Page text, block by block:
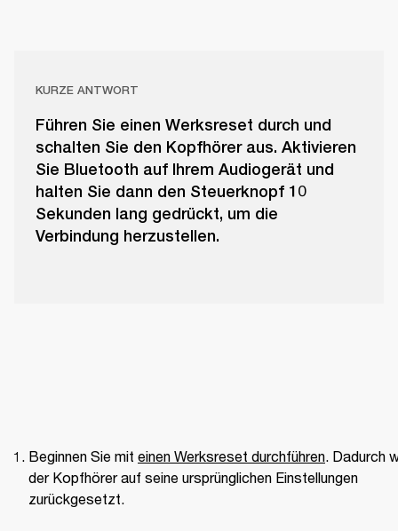
KURZE ANTWORT
Führen Sie einen Werksreset durch und
schalten Sie den Kopfhörer aus. Aktivieren
Sie Bluetooth auf Ihrem Audiogerät und
halten Sie dann den Steuerknopf 10
Sekunden lang gedrückt, um die
Verbindung herzustellen.
Beginnen Sie mit einen Werksreset durchführen. Dadurch
der Kopfhörer auf seine ursprünglichen Einstellungen
zurückgesetzt.